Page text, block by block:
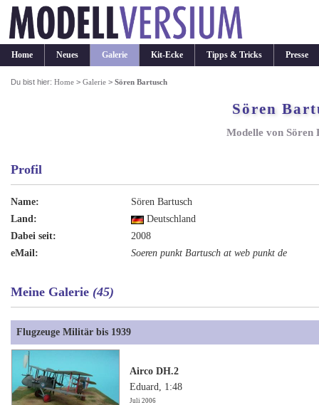
Home Neues Galerie Kit-Ecke Tipps & Tricks Presse
Du bist hier:Home >Galerie >Sören Bartusch
Sören
Modelle von Sören
Profil
Name:
Sören Bartusch
Land:
Deutschland
Dabei seit:
2008
eMail:
Soeren punkt Bartusch at web punkt de
Meine Galerie (45)
Flugzeuge Militär bis 1939
Airco DH.2
Eduard, 1:48
Juli 2006